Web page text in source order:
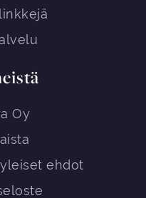
Oy
ehdot